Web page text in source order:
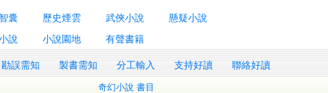
囊 歷史煙雲 武俠小說
懸疑小說
說 小說園地 有聲書籍
勘誤需知 製書需知 分工輸入 支持好讀 聯絡好讀
奇幻小說 書目